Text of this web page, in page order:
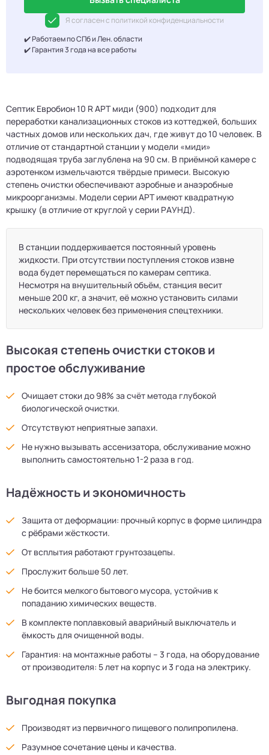
Я согласен с политикой конфиденциальности
✔️ Работаем по СПб и Лен. области
✔️ Гарантия 3 года на все работы
Септик Евробион 10 R АРТ миди (900) подходит для
переработки канализационных стоков из коттеджей, больших
частных домов или нескольких дач, где живут до 10 человек. В
отличие от стандартной станции у модели «миди»
подводящая труба заглублена на 90 см. В приёмной камере с
аэротенком измельчаются твёрдые примеси. Высокую
степень очистки обеспечивают аэробные и анаэробные
микроорганизмы. Модели серии АРТ имеют квадратную
крышку (в отличие от круглой у серии РАУНД).
В станции поддерживается постоянный уровень
жидкости. При отсутствии поступления стоков извне
вода будет перемещаться по камерам септика.
Несмотря на внушительный объём, станция весит
меньше 200 кг, а значит, её можно установить силами
нескольких человек без применения спецтехники.
Высокая степень очистки стоков и
простое обслуживание
Очищает стоки до 98% за счёт метода глубокой
биологической очистки.
Отсутствуют неприятные запахи.
Не нужно вызывать ассенизатора, обслуживание можно
выполнить самостоятельно 1-2 раза в год.
Надёжность и экономичность
Защита от деформации: прочный корпус в форме цилиндра
с рёбрами жёсткости.
От всплытия работают грунтозацепы.
Прослужит больше 50 лет.
Не боится мелкого бытового мусора, устойчив к
попаданию химических веществ.
В комплекте поплавковый аварийный выключатель и
ёмкость для очищенной воды.
Гарантия: на монтажные работы – 3 года, на оборудование
от производителя: 5 лет на корпус и 3 года на электрику.
Выгодная покупка
Производят из первичного пищевого полипропилена.
Разумное сочетание цены и качества.